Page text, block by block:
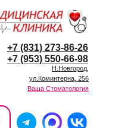
Ваша Стоматология
+7 (953) 550-66-98
+7 (831) 273-86-26
Н.Новгород,
ул.Коминтерна, 256